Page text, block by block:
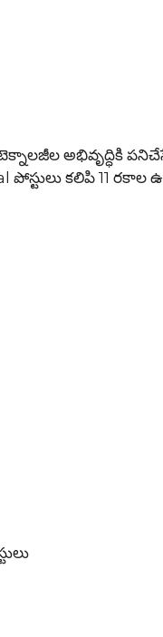
అభివృద్ధికి పనిచేసే
కలిపి 11 రకాల